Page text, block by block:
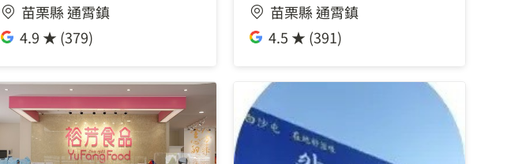
苗栗縣 通霄鎮
4.9 ★ (379)
苗栗縣 通霄鎮
4.5 ★ (391)